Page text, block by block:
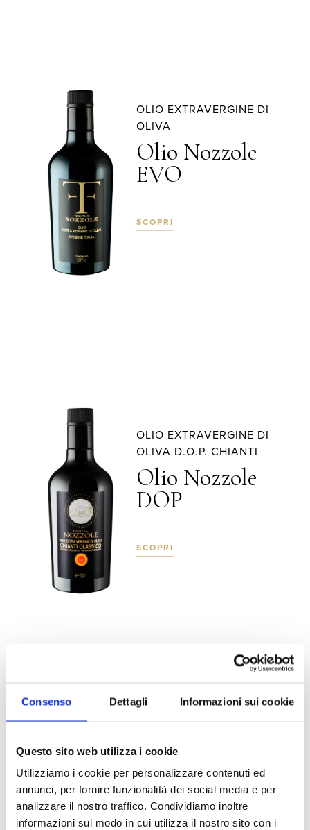
Consenso Dettagli Informazioni sui cookie
Questo sito web utilizza i cookie
Utilizziamo i cookie per personalizzare contenuti ed
annunci, per fornire funzionalità dei social media e per
analizzare il nostro traffico. Condividiamo inoltre
informazioni sul modo in cui utilizza il nostro sito con i
OLIO EXTRAVERGINE DI
OLIVA
Olio Nozzole
EVO
SCOPRI
OLIO EXTRAVERGINE DI
OLIVA D.O.P. CHIANTI
Olio Nozzole
DOP
SCOPRI
PETIT VERDOT TOSCANA
I.G.T.
Gallico